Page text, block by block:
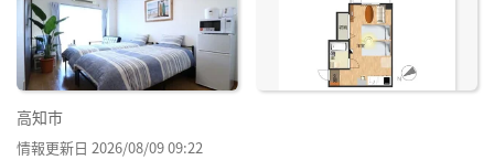
高知市
情報更新日 2026/08/09 09:22